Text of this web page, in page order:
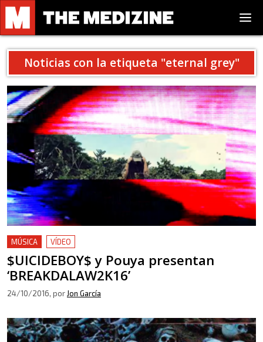
Noticias con la etiqueta "eternal grey"
MÚSICA VÍDEO
$UICIDEBOY$ y Pouya presentan
‘BREAKDALAW2K16’
24/10/2016, por Jon García